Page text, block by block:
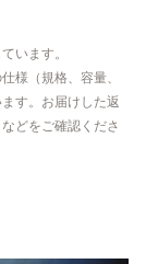
います。
様（規格、容量、
す。お届けした返
どをご確認くださ